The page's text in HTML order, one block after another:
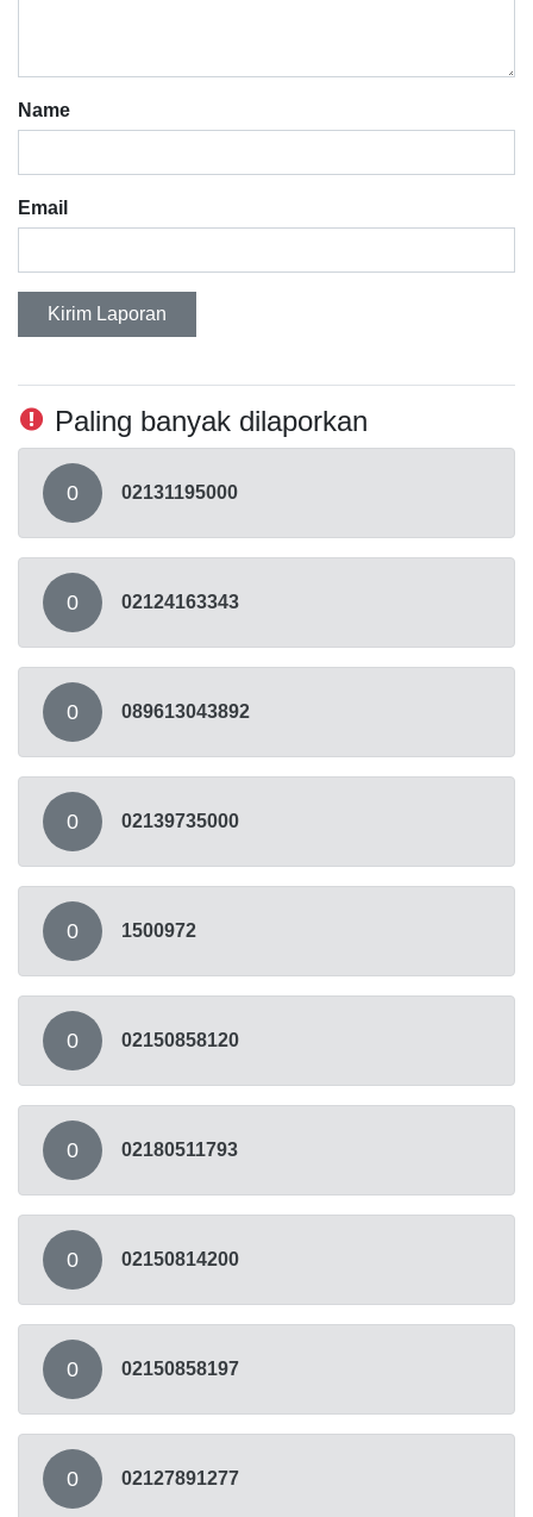
Name
Email
Kirim Laporan
Paling banyak dilaporkan
0 02131195000
0 02124163343
0 089613043892
0 02139735000
0 1500972
0 02150858120
0 02180511793
0 02150814200
0 02150858197
0 02127891277